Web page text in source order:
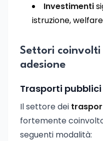
Investimenti
istruzione,
Settori coinvolti
adesione
Trasporti pubblici
Il settore dei
fortemente
seguenti modalità: